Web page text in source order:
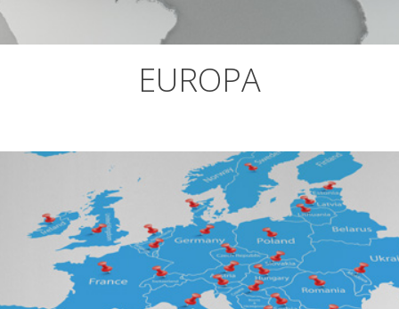
EUROPA